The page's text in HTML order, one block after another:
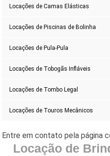
Locações de Camas Elásticas
Locações de Piscinas de Bolinha
Locações de Pula-Pula
Locações de Tobogãs Infláveis
Locações de Tombo Legal
Locações de Touros Mecânicos
Locação de